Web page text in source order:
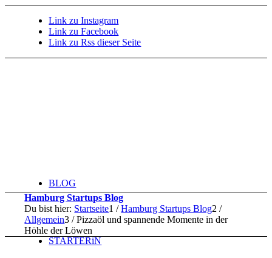
Link zu Instagram
Link zu Facebook
Link zu Rss dieser Seite
BLOG
STARTERiN
Hamburg Startups Blog
Du bist hier: Startseite1 / Hamburg Startups Blog2 /
Allgemein3 / Pizzaöl und spannende Momente in der
Höhle der Löwen